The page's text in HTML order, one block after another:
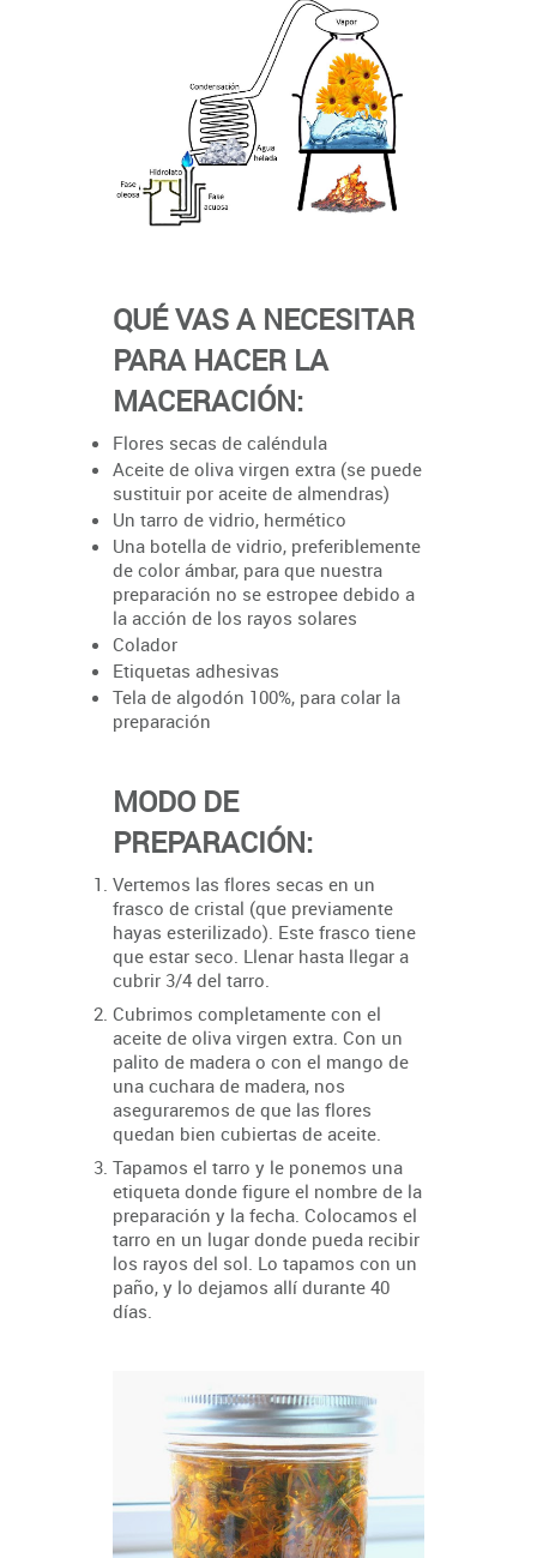
QUÉ VAS A NECESITAR
PARA HACER LA
MACERACIÓN:
Flores secas de caléndula
Aceite de oliva virgen extra (se puede
sustituir por aceite de almendras)
Un tarro de vidrio, hermético
Una botella de vidrio, preferiblemente
de color ámbar, para que nuestra
preparación no se estropee debido a
la acción de los rayos solares
Colador
Etiquetas adhesivas
Tela de algodón 100%, para colar la
preparación
MODO DE
PREPARACIÓN:
Vertemos las flores secas en un
frasco de cristal (que previamente
hayas esterilizado). Este frasco tiene
que estar seco. Llenar hasta llegar a
cubrir 3/4 del tarro.
Cubrimos completamente con el
aceite de oliva virgen extra. Con un
palito de madera o con el mango de
una cuchara de madera, nos
aseguraremos de que las flores
quedan bien cubiertas de aceite.
Tapamos el tarro y le ponemos una
etiqueta donde figure el nombre de la
preparación y la fecha. Colocamos el
tarro en un lugar donde pueda recibir
los rayos del sol. Lo tapamos con un
paño, y lo dejamos allí durante 40
días.